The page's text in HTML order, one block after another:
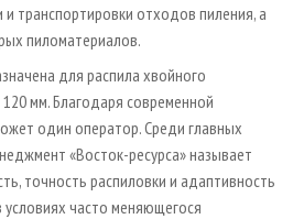
транспортировки отходов пиления, а
пиломатериалов.
для распила хвойного
мм. Благодаря современной
один оператор. Среди главных
«Восток-ресурса» называет
точность распиловки и адаптивность
условиях часто меняющегося